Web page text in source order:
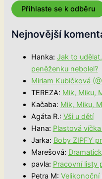
Nejnovější
Hanka: Jak to
peněženku nebolel?
Miriam Kubičková
TEREZA: Mik, Miku,
Kačaba: Mik, Miku,
Agáta R.: Vši u dětí
Hana: Plastová
Jarka: Boby ZIPFY
Marešová:
pavla: Pracovní listy
Petra M: Velikonoční